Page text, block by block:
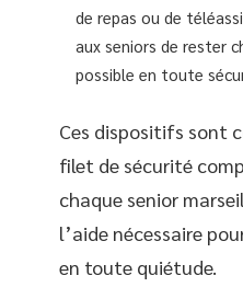
de repas ou de
aux seniors de rester
possible en toute
Ces dispositifs sont
filet de sécurité
chaque senior
l’aide nécessaire
en toute quiétude.